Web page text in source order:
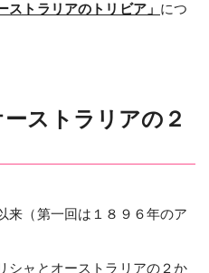
ストラリアのトリビア」 につ
ストラリアの２
来（第一回は１８９６年のア
シャとオーストラリアの２か